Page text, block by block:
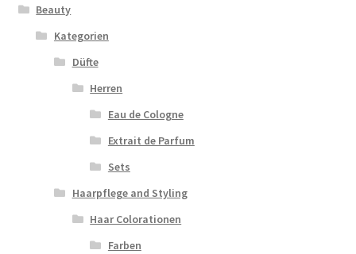
Beauty
Kategorien
Düfte
Herren
Eau de Cologne
Extrait de Parfum
Sets
Haarpflege and Styling
Haar Colorationen
Farben